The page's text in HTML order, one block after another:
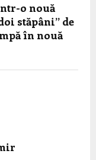
o nouă
stăpâni” de
în nouă